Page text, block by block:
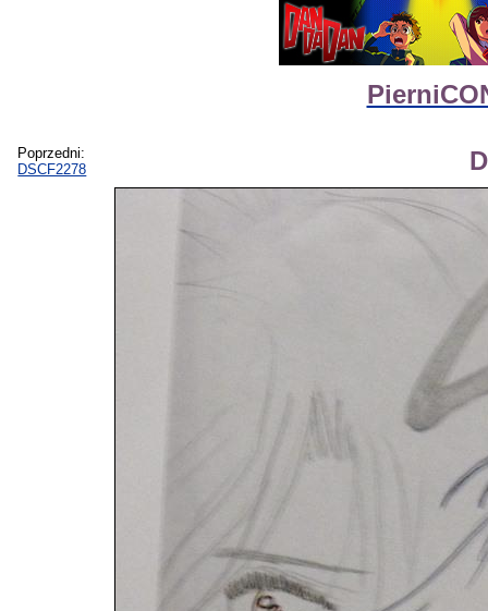
Poprzedni:
DSCF2278